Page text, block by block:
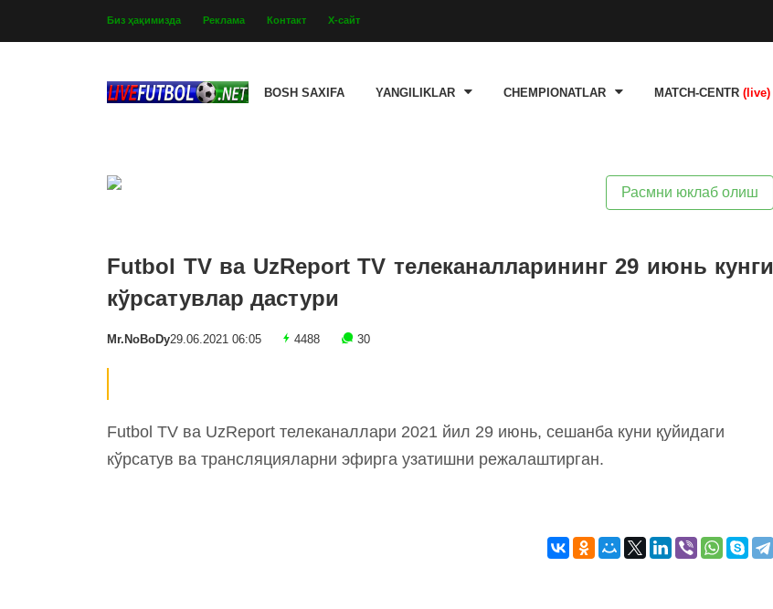
Биз ҳақимизда Реклама Контакт Х-сайт
BOSH SAXIFA YANGILIKLAR CHEMPIONATLAR MATCH-CENTR (live)
Расмни юклаб олиш
Futbol TV ва UzReport TV телеканалларининг 29 июнь кунги
кўрсатувлар дастури
Mr.NoBoDy29.06.2021 06:05 4488 30
Futbol TV ва UzReport телеканаллари 2021 йил 29 июнь, сешанба куни қуйидаги
кўрсатув ва трансляцияларни эфирга узатишни режалаштирган.